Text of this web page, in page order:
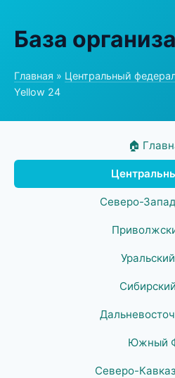
База
Главная » Центральный
Yellow 24
🏠
Северо-
Южный
Северо-